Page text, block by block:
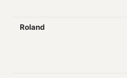
Roland